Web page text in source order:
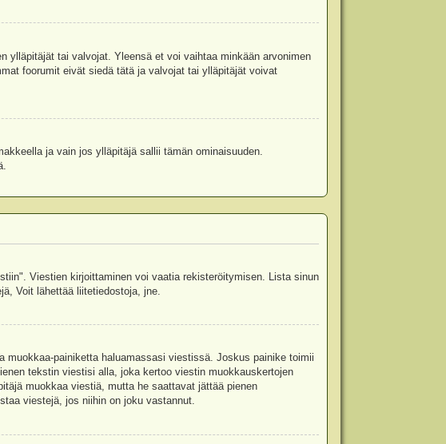
tai valvojat. Yleensä et voi vaihtaa minkään arvonimen
foorumit eivät siedä tätä ja valvojat tai ylläpitäjät voivat
ja vain jos ylläpitäjä sallii tämän ominaisuuden.
Viestien kirjoittaminen voi vaatia rekisteröitymisen. Lista sinun
Voit lähettää liitetiedostoja, jne.
painiketta haluamassasi viestissä. Joskus painike toimii
tekstin viestisi alla, joka kertoo viestin muokkauskertojen
muokkaa viestiä, mutta he saattavat jättää pienen
viestejä, jos niihin on joku vastannut.